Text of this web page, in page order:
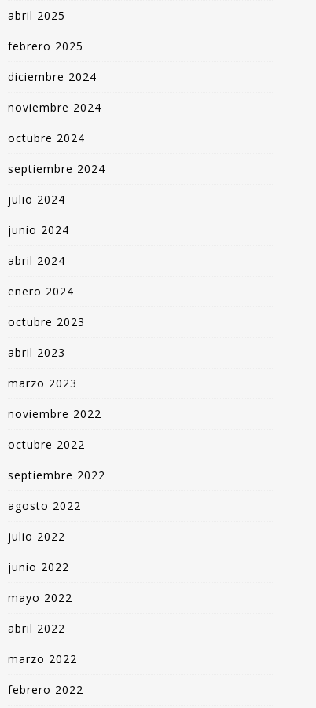
abril 2025
febrero 2025
diciembre 2024
noviembre 2024
octubre 2024
septiembre 2024
julio 2024
junio 2024
abril 2024
enero 2024
octubre 2023
abril 2023
marzo 2023
noviembre 2022
octubre 2022
septiembre 2022
agosto 2022
julio 2022
junio 2022
mayo 2022
abril 2022
marzo 2022
febrero 2022